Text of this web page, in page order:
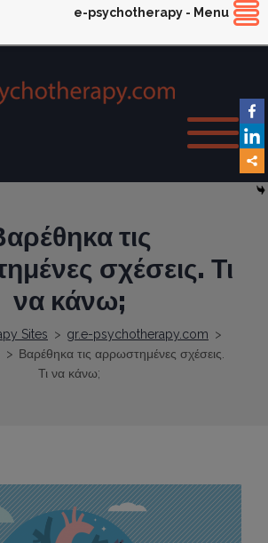
τις
σχέσεις. Τι
να κάνω;
Sites > gr.e-psychotherapy.com >
> Βαρέθηκα τις αρρωστημένες σχέσεις.
Τι να κάνω;
e-psychotherapy - Menu